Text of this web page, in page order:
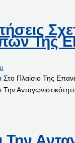
Της
Στο Πλαίσιο Της
Την